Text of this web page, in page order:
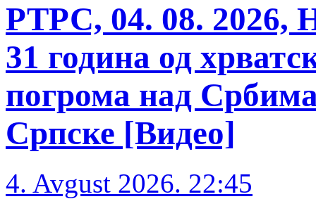
РТРС, 04. 08. 2026,
31 година од
погрома над
Српске [Видео]
4. Avgust 2026. 22:45